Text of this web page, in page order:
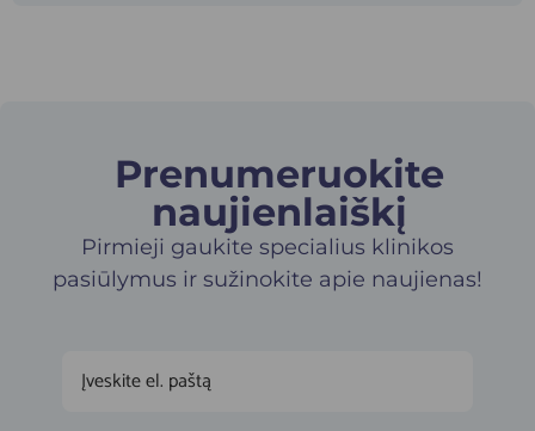
Prenumeruokite
naujienlaiškį​
Pirmieji gaukite specialius klinikos
pasiūlymus ir sužinokite apie naujienas!